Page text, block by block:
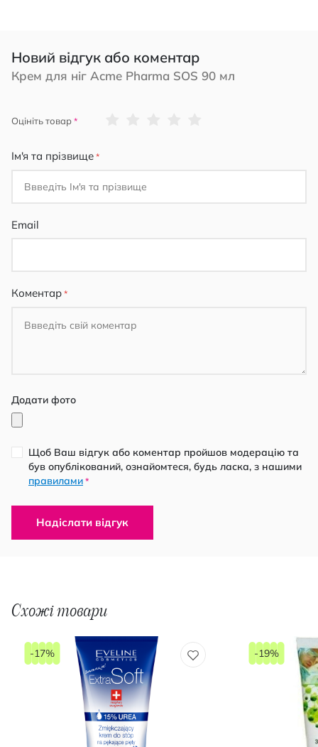
Новий відгук або коментар
Крем для ніг Acme Pharma SOS 90 мл
Оцініть товар
Ім'я та прізвище
Email
Коментар
Додати фото
Щоб Ваш відгук або коментар пройшов модерацію та
був опублікований, ознайомтеся, будь ласка, з нашими
правилами *
Надіслати відгук
Схожі товари
-17% -19%